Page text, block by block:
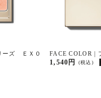
ーズ ＥＸ０
FACE COLOR |
(税込)
1,540円